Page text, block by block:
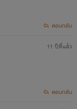
ตอบกลับ
11 ปีที่แล้ว
ตอบกลับ